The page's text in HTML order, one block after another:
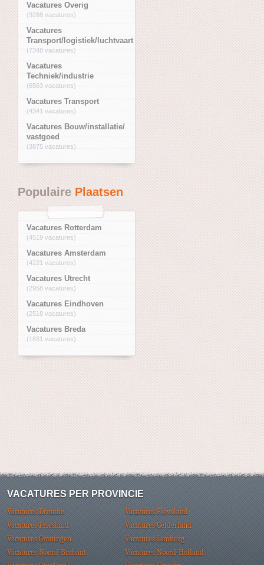
Vacatures Overig
(9288 vacatures)
Vacatures
Transport/logistiek/luchtvaart
(7348 vacatures)
Vacatures
Techniek/industrie
(6563 vacatures)
Vacatures Transport
(4341 vacatures)
Vacatures Bouw/installatie/
vastgoed
(3875 vacatures)
PopulairePlaatsen
Vacatures Rotterdam
(4519 vacatures)
Vacatures Amsterdam
(4221 vacatures)
Vacatures Utrecht
(2958 vacatures)
Vacatures Eindhoven
(2518 vacatures)
Vacatures Breda
(1831 vacatures)
VACATURES PER PROVINCIE
Vacatures Drenthe
Vacatures Flevoland
Vacatures Friesland
Vacatures Gelderland
Vacatures Groningen
Vacatures Limburg
Vacatures Noord-Brabant
Vacatures Noord-Holland